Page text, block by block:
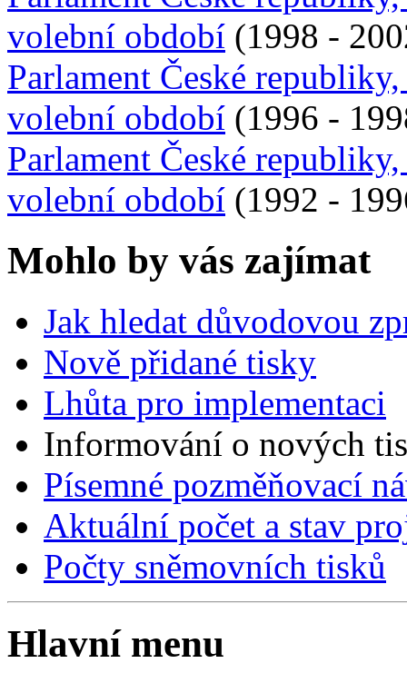
volební období (1998 -
Parlament České
volební období (1996 -
Parlament České
volební období (1992 -
Mohlo by vás zajímat
Jak hledat důvodovou
Nově přidané tisky
Lhůta pro implementaci
Informování o nových
Písemné pozměňovací
Aktuální počet a stav
Počty sněmovních tisků
Hlavní menu